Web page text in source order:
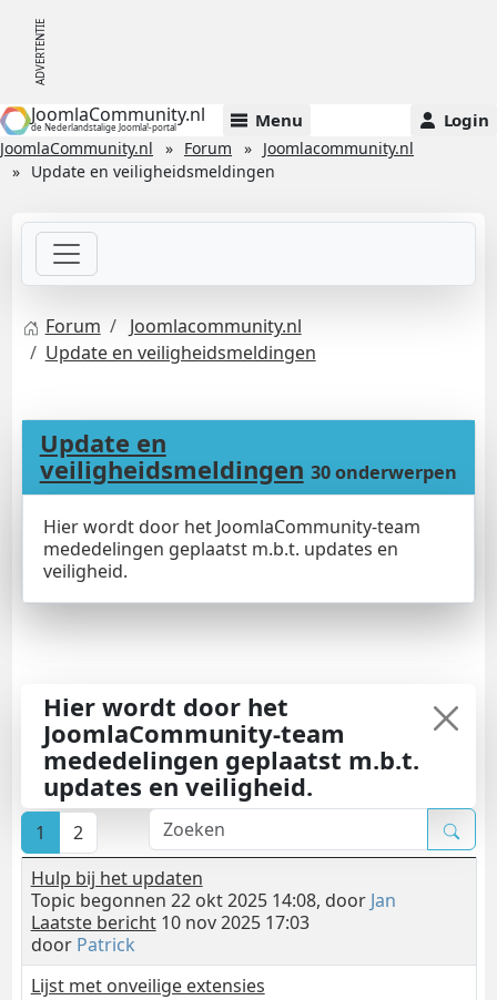
JoomlaCommunity.nl
de Nederlandstalige Joomla!-portal Menu Login
JoomlaCommunity.nl Forum
Joomlacommunity.nl
Update en veiligheidsmeldingen
Forum
Joomlacommunity.nl
Update en veiligheidsmeldingen
Update en
veiligheidsmeldingen 30 onderwerpen
Hier wordt door het JoomlaCommunity-team
mededelingen geplaatst m.b.t. updates en
veiligheid.
Hier wordt door het
JoomlaCommunity-team
mededelingen geplaatst m.b.t.
updates en veiligheid.
1
2
Hulp bij het updaten
Topic begonnen 22 okt 2025 14:08, door Jan
Laatste bericht10 nov 2025 17:03
door Patrick
Lijst met onveilige extensies